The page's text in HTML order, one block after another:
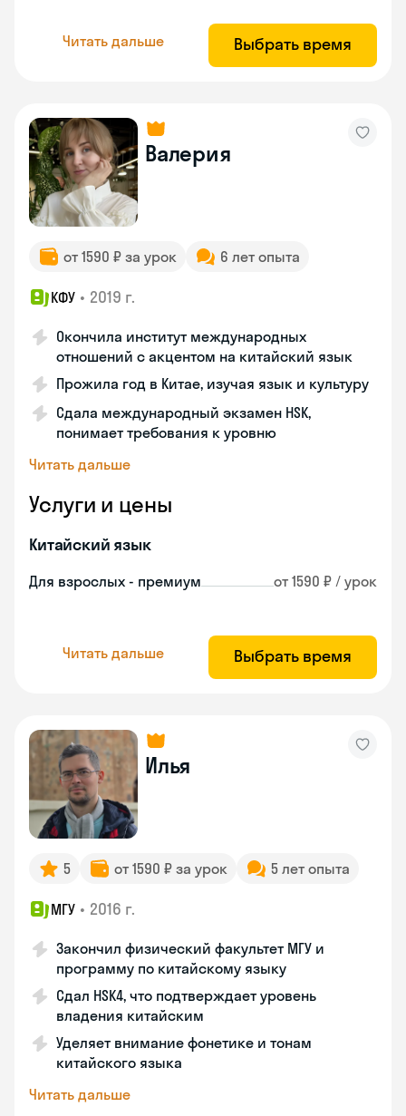
Читать дальше Выбрать время
Валерия
от 1590 ₽ за урок 6 лет опыта
КФУ • 2019 г.
Окончила институт международных
отношений с акцентом на китайский язык
Прожила год в Китае, изучая язык и культуру
Сдала международный экзамен HSK,
понимает требования к уровню
Читать дальше
Услуги и цены
Китайский язык
Для взрослых - премиум от 1590 ₽ / урок
Читать дальше Выбрать время
Илья
5 от 1590 ₽ за урок 5 лет опыта
МГУ • 2016 г.
Закончил физический факультет МГУ и
программу по китайскому языку
Сдал HSK4, что подтверждает уровень
владения китайским
Уделяет внимание фонетике и тонам
китайского языка
Читать дальше